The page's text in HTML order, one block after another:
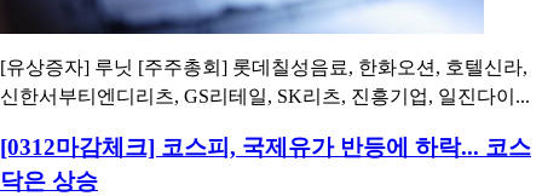
[유상증자] 루닛 [주주총회] 롯데칠성음료, 한화오션, 호텔신라,
신한서부티엔디리츠, GS리테일, SK리츠, 진흥기업, 일진다이...
[0312마감체크] 코스피, 국제유가 반등에 하락... 코스
닥은 상승